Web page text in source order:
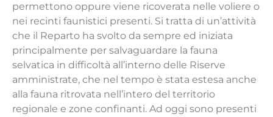
permettono oppure viene ricoverata nelle voliere o
nei recinti faunistici presenti. Si tratta di un’attività
che il Reparto ha svolto da sempre ed iniziata
principalmente per salvaguardare la fauna
selvatica in difficoltà all’interno delle Riserve
amministrate, che nel tempo è stata estesa anche
alla fauna ritrovata nell’intero del territorio
regionale e zone confinanti. Ad oggi sono presenti